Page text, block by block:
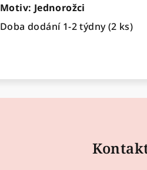
Motiv: Jednorožci
Doba dodání 1-2 týdny(2 ks)